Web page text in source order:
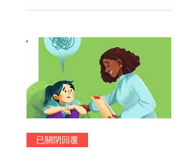
已關閉回覆